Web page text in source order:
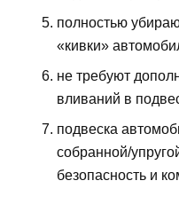
полностью
«кивки»
не требуют
вливаний в
подвеска
собранной/
безопасность и